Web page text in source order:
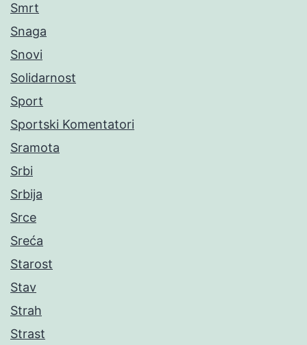
Smrt
Snaga
Snovi
Solidarnost
Sport
Sportski Komentatori
Sramota
Srbi
Srbija
Srce
Sreća
Starost
Stav
Strah
Strast